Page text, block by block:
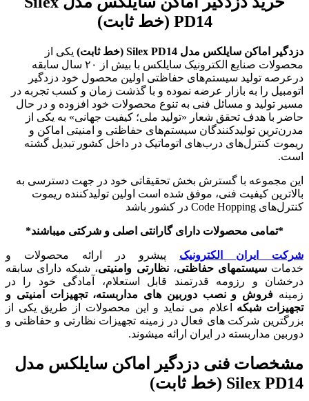
PD14 (خط ثابت)
دزدگیر اماکن سایلکس مدل Silex PD14 (خط ثابت)
یکی از
محصولات صنایع الکترونیک سایلکس با بیش از ۲۰ سال سابقه
درعرصه تولید سیستم‌های حفاظتی اولین محصول خود دزدگیر
اتومبیل را به بازار عرضه نموده و با گذشت زمان و کسب تجربه در
مسیر تولید و مسائل فنی به تنوع محصولات خود افزوده و در حال
حاضر با هدف تحقق شعار «تولید ملی؛ کیفیت جهانی» به یکی از
مدرن‌ترین تولیدکنندگان سیستم‌های حفاظتی و امنیتی اماکن و
ریموت کنترل‌های درب‌های اتوماتیک در داخل کشور تبدیل گشته
است.
این مجموعه با گسترش بخش تحقیقاتی خود در جهت دسترسی به
بالاترین کیفیت فنی، موفق شده است اولین تولید‌کننده ریموت
کنترل‌های Code Hopping در کشور باشد
*تمامی محصولات دارای گارانتی اصلی و شرکتی میباشند*
شرکت ایران الکترونیک پیشرو در ارائه محصولات و
خدماتسیستمهای حفاظتی،نظارتی و امنیتی، شبکه دارای سابقه
درخشان و رزومه قدرتمند قابل استعلام، آمادگی خود را در
زمینه فروش ونصبدوربین های مداربسته، تجهیزات امنیتی و
تجهیزات شبکه اعلام می نماید و این محصولات از طریق یکی از
بزرگترین شرکت های فعال در زمینه تجهیزات نظارتی و حفاظتی و
دوربین مداربسته در ایران ارائه میشوند.
مشخصات فنی دزدگیر اماکن سایلکس مدل
Silex PD14 (خط ثابت)